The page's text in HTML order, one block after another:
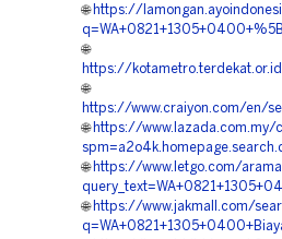
🌐 https://
🌐
https://
🌐
https://www.craiyon.com/en/
🌐 https://www.lazada.com.my/
🌐 https://www.letgo.com/
🌐 https://www.jakmall.com/